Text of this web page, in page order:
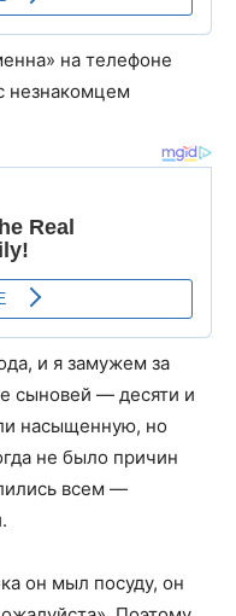
на телефоне
незнакомцем
и я замужем за
сыновей — десяти и
насыщенную, но
не было причин
всем —
он мыл посуду, он